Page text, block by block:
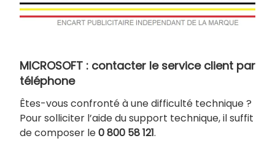
MICROSOFT : contacter le service client par
téléphone
Êtes-vous confronté à une difficulté technique ?
Pour solliciter l’aide du support technique, il suffit
de composer le0 800 58 121.